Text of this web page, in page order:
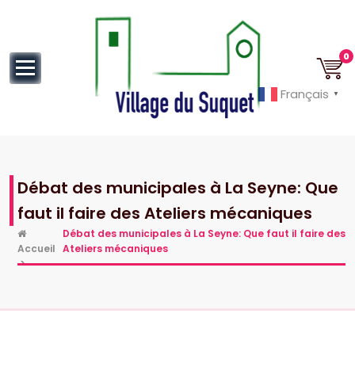
0
Débat des municipales à La Seyne: Que
faut il faire des Ateliers mécaniques
Accueil
>
Débat des municipales à La Seyne: Que faut il faire des
Ateliers mécaniques
Français ▼